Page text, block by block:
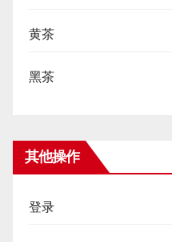
黄茶
黑茶
其他操作
登录